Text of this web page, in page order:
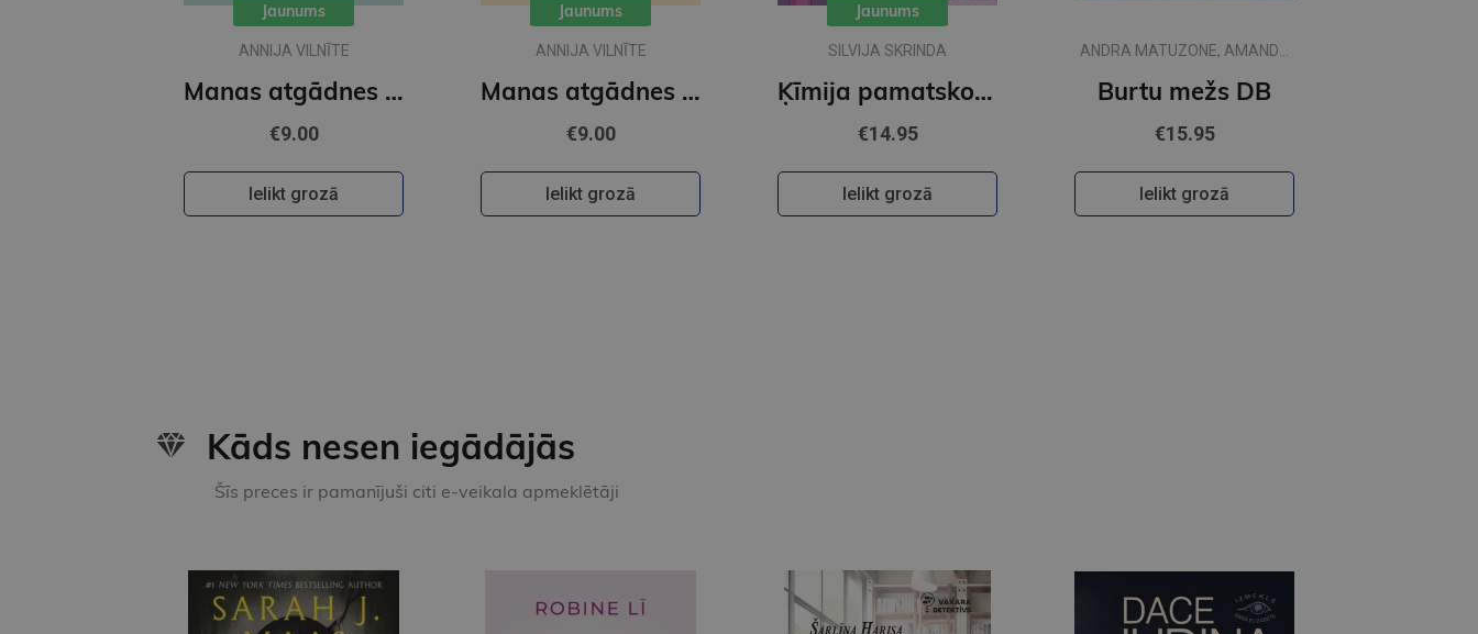
Jaunums
ANNIJA VILNĪTE
Manas atgādnes matemātikā - sākumskolas komplekta papildinājums
€9.00
Ielikt grozā
Jaunums
ANNIJA VILNĪTE
Manas atgādnes latviešu valodā - sākumskolas komplekta papildinājums
€9.00
Ielikt grozā
Jaunums
SILVIJA SKRINDA
Ķīmija pamatskolai. Jēdzieni, likumi, formulas
€14.95
Ielikt grozā
ANDRA MATUZONE, AMANDA
Burtu mežs DB
€15.95
Ielikt grozā
Kāds nesen iegādājās
Šīs preces ir pamanījuši citi e-veikala apmeklētāji